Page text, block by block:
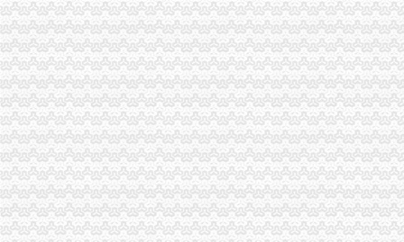
涪陵局重庆公司注销三措并举开展限塑工作取得明显成效
大渡口局重庆公司注销连续六年被评为区行政执法责任制先进单位
城口局重庆税务注销化土地流转合同指导助推农户万元增收
巫溪局“五重点一突出”重庆代办公司开展夏季电器市场大检查
外资处支部迅速开展“一说二评三公示”重庆代办公司活动
巫溪局“十个提示”重庆代办公司加农村食品安全预
北碚局“两抓一带”重庆公司注销积谋划下半年工作
高新园局重庆税务注销五项措施保障夏季食品安全
沙坪坝局“三化”重庆代办公司造政业务“双过硬”监管队伍
秀山局创新机制扎实开展“唱读讲”重庆代办公司活动
石柱局重庆分公司注销桥北所三举措落实夏粮收购工作
忠县局重庆代办公司四举措开展问题食品清查
北碚局“三个到位”重庆代办公司确保非公经济建工作年报表回收率达100%